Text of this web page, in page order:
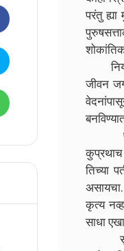
परंतु
नियम
जीवन
तिच्या
कृत्य
साधा